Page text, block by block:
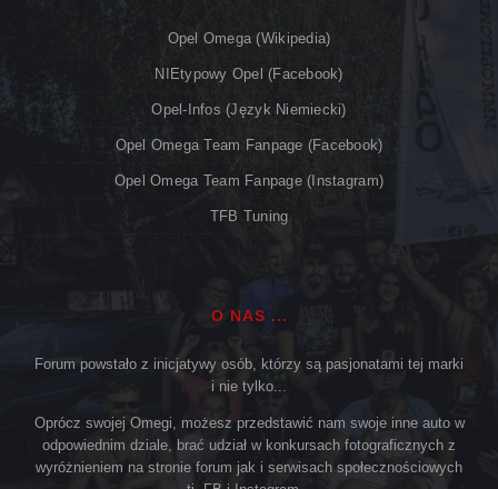
Opel Omega (Wikipedia)
NIEtypowy Opel (Facebook)
Opel-Infos (język Niemiecki)
Opel Omega Team Fanpage (Facebook)
Opel Omega Team Fanpage (Instagram)
TFB Tuning
O NAS ...
Forum powstało z inicjatywy osób, którzy są pasjonatami tej marki
i nie tylko...
Oprócz swojej Omegi, możesz przedstawić nam swoje inne auto w
odpowiednim dziale, brać udział w konkursach fotograficznych z
wyróżnieniem na stronie forum jak i serwisach społecznościowych